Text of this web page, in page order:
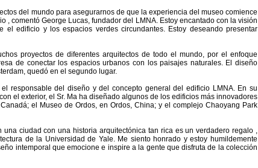
del mundo para asegurarnos de que la experiencia del museo comience
, comentó George Lucas, fundador del LMNA. Estoy encantado con la visión
edificio y los espacios verdes circundantes. Estoy deseando presentar
proyectos de diferentes arquitectos de todo el mundo, por el enfoque
de conectar los espacios urbanos con los paisajes naturales. El diseño
quedó en el segundo lugar.
responsable del diseño y del concepto general del edificio LMNA. En su
el exterior, el Sr. Ma ha diseñado algunos de los edificios más innovadores
el Museo de Ordos, en Ordos, China; y el complejo Chaoyang Park
ciudad con una historia arquitectónica tan rica es un verdadero regalo ,
de la Universidad de Yale. Me siento honrado y estoy humildemente
intemporal que emocione e inspire a la gente que disfruta de la colección